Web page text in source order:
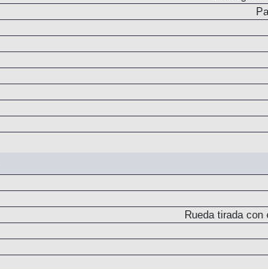
Embrague
Rueda tirada